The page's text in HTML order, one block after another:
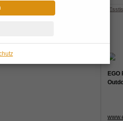
Ovaler
Paris
EGO